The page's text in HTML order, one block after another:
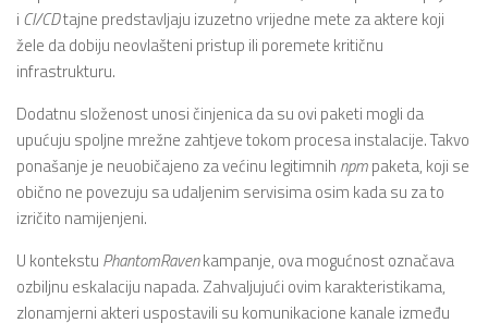
i CI/CDtajne predstavljaju izuzetno vrijedne mete za aktere koji
žele da dobiju neovlašteni pristup ili poremete kritičnu
infrastrukturu.
Dodatnu složenost unosi činjenica da su ovi paketi mogli da
upućuju spoljne mrežne zahtjeve tokom procesa instalacije. Takvo
ponašanje je neuobičajeno za većinu legitimnih npmpaketa, koji se
obično ne povezuju sa udaljenim servisima osim kada su za to
izričito namijenjeni.
U kontekstu PhantomRavenkampanje, ova mogućnost označava
ozbiljnu eskalaciju napada. Zahvaljujući ovim karakteristikama,
zlonamjerni akteri uspostavili su komunikacione kanale između